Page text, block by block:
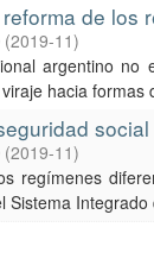
de los
(2019-11)
argentino
hacia formas
(2019-11)
regímenes
Sistema Integrado